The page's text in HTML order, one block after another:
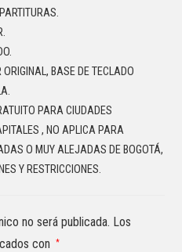
BASE DE TECLADO
PARA CIUDADES
, NO APLICA PARA
O MUY ALEJADAS DE BOGOTÁ,
Y RESTRICCIONES.
no será publicada. Los
con
*